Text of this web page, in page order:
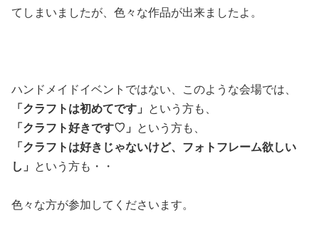
てしまいましたが、色々な作品が出来ましたよ。
ハンドメイドイベントではない、このような会場では、
「クラフトは初めてです」
という方も、
「クラフト好きです♡」
という方も、
「クラフトは好きじゃないけど、フォトフレーム欲しい
し」
という方も・・
色々な方が参加してくださいます。